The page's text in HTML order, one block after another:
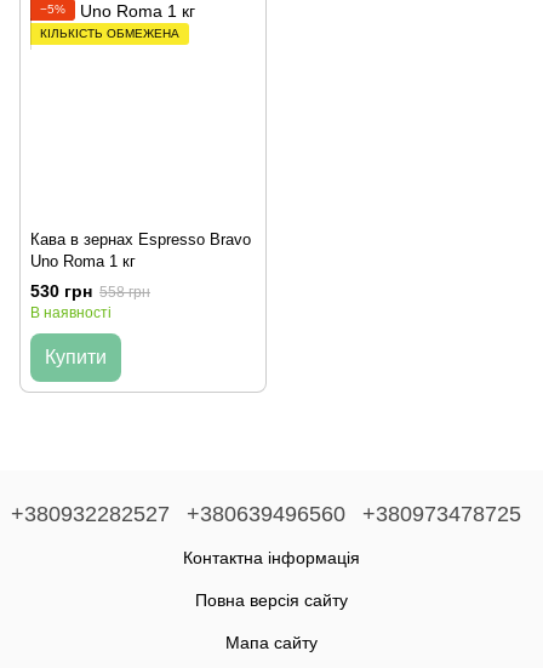
−5%
КІЛЬКІСТЬ ОБМЕЖЕНА
Кава в зернах Espresso Bravo
Uno Roma 1 кг
530 грн 558 грн
В наявності
Купити
+380932282527 +380639496560 +380973478725
Контактна інформація
Повна версія сайту
Мапа сайту